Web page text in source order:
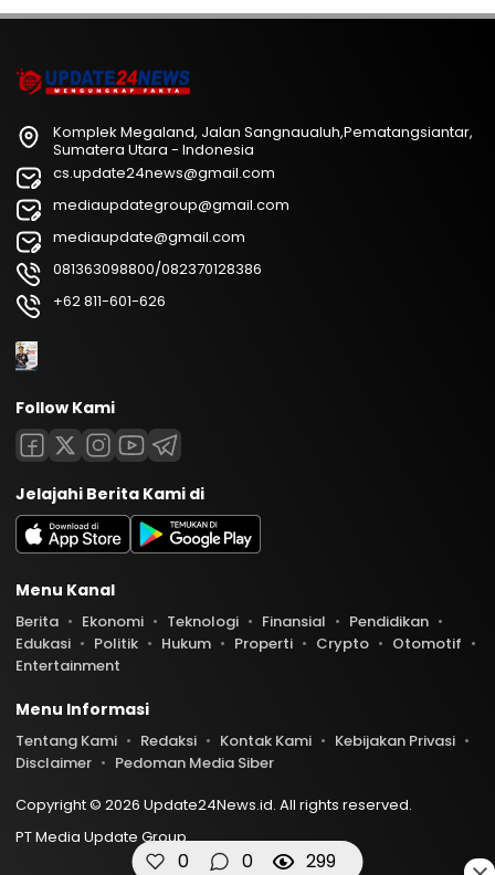
0 0 299
Komplek Megaland, Jalan Sangnaualuh,Pematangsiantar,
Sumatera Utara - Indonesia
cs.update24news@gmail.com
mediaupdategroup@gmail.com
mediaupdate@gmail.com
081363098800/082370128386
+62 811-601-626
Follow Kami
Jelajahi Berita Kami di
Menu Kanal
Berita Ekonomi Teknologi Finansial
Pendidikan
Edukasi
Politik Hukum Properti Crypto
Otomotif
Entertainment
Menu Informasi
Tentang Kami Redaksi Kontak Kami
Kebijakan Privasi
Disclaimer
Pedoman Media Siber
Copyright © 2026 Update24News.id. All rights reserved.
PT Media Update Group